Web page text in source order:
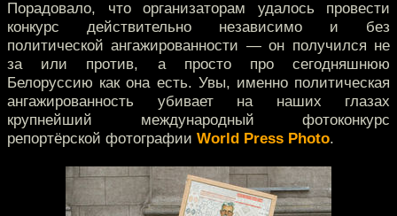
Порадовало, что организаторам удалось провести
конкурс действительно независимо и без
политической ангажированности — он получился не
за или против, а просто про сегодняшнюю
Белоруссию как она есть. Увы, именно политическая
ангажированность убивает на наших глазах
крупнейший международный фотоконкурс
репортёрской фотографии World Press Photo.